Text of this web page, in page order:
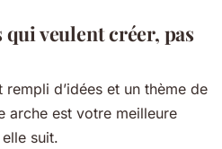
qui veulentcréer, pas
d’idées et un thème de
arche est votre meilleure
suit.